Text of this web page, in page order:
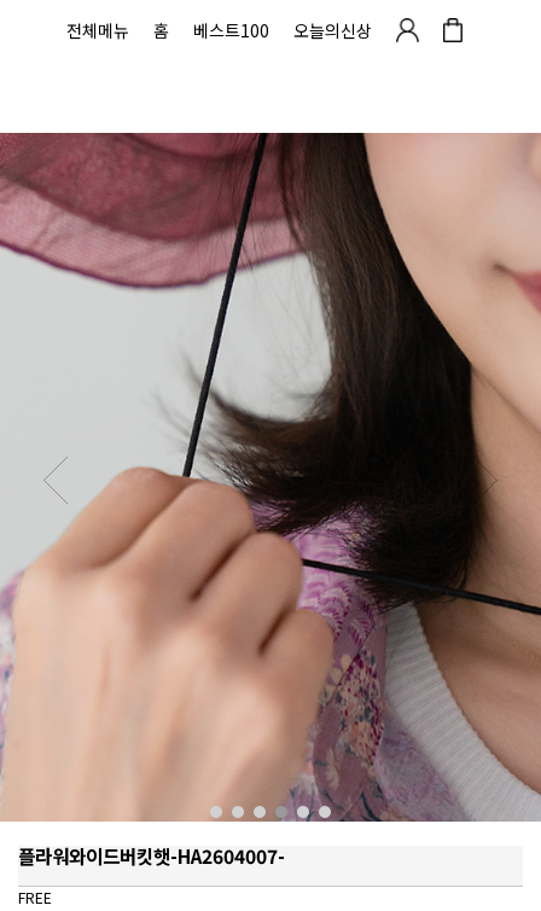
전체메뉴 홈 베스트100 오늘의신상
플라워와이드버킷햇-HA2604007-
FREE